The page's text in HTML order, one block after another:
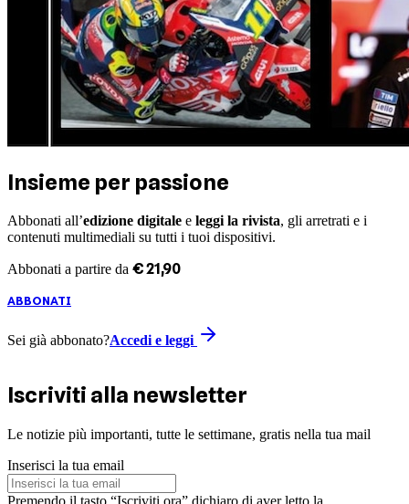
Insieme per passione
Abbonati all’edizione digitale e leggi la rivista, gli arretrati e i
contenuti multimediali su tutti i tuoi dispositivi.
Abbonati a partire da €21 ,90
ABBONATI
Sei già abbonato?Accedi e leggi
Iscriviti alla newsletter
Le notizie più importanti, tutte le settimane, gratis nella tua mail
Inserisci la tua email